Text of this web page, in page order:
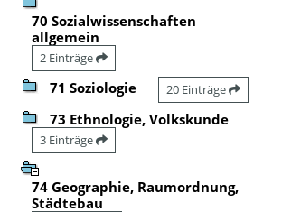
70 Sozialwissenschaften
allgemein
2 Einträge
71 Soziologie 20 Einträge
73 Ethnologie, Volkskunde
3 Einträge
74 Geographie, Raumordnung,
Städtebau